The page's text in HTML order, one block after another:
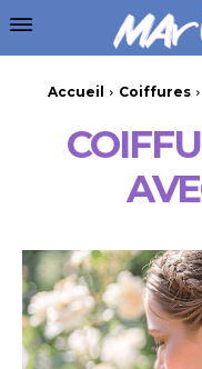
Accueil Coiffures